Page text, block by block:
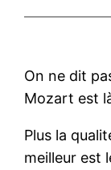
On ne dit
Mozart est
Plus la
meilleur est